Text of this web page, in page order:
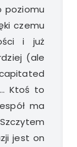
poziomu
czemu
i już
(ale
Ktoś to
ma
jest on